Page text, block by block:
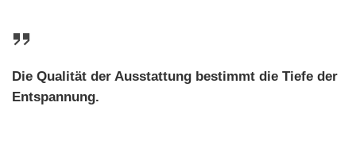
Die Qualität der Ausstattung bestimmt die Tiefe der
Entspannung.